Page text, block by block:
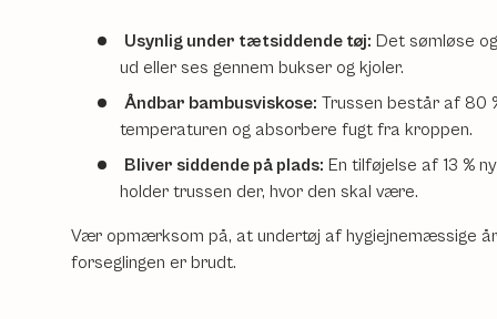
Usynlig under tætsiddende tøj: Det sømløse
ud eller ses gennem bukser og kjoler.
Åndbar bambusviskose: Trussen består af 80
temperaturen og absorbere fugt fra kroppen.
Bliver siddende på plads: En tilføjelse af 13 %
holder trussen der, hvor den skal være.
Vær opmærksom på, at undertøj af hygiejnemæssige
forseglingen er brudt.